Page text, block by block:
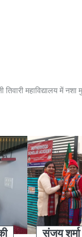
तिवारी महाविद्यालय में
संजय